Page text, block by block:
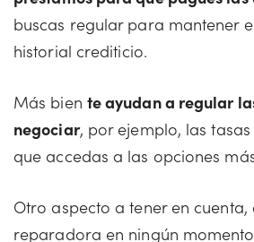
buscas regular para mantener
historial crediticio.
Más bien te ayudan a regular
negociar, por ejemplo, las
que accedas a las opciones
Otro aspecto a tener en cuenta,
reparadora en ningún